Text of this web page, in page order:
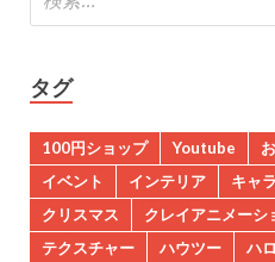
タグ
100円ショップ Youtube
イベント
インテリア キャ
クリスマス
クレイアニメーシ
テクスチャー
ハウツー ハ